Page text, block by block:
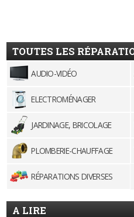
TOUTES LES
AUDIO-VIDÉO
ELECTROMÉNAGER
JARDINAGE, BRICOLAGE
PLOMBERIE-CHAUFFAGE
RÉPARATIONS DIVERSES
A LIRE